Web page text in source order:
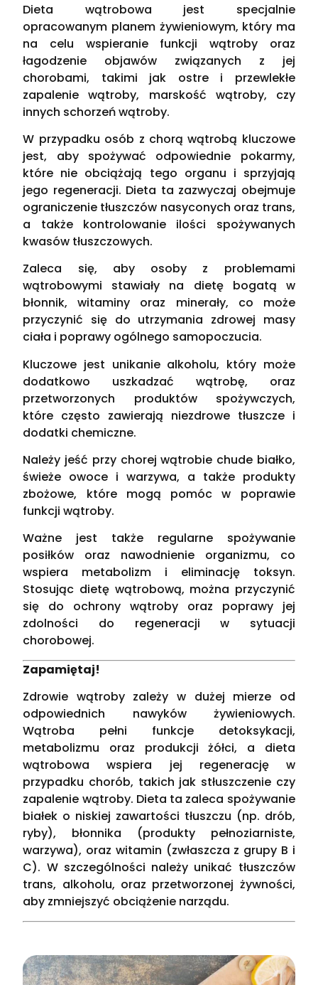
Dieta wątrobowa jest specjalnie
opracowanym planem żywieniowym, który ma
na celu wspieranie funkcji wątroby oraz
łagodzenie objawów związanych z jej
chorobami, takimi jak ostre i przewlekłe
zapalenie wątroby, marskość wątroby, czy
innych schorzeń wątroby.
W przypadku osób z chorą wątrobą kluczowe
jest, aby spożywać odpowiednie pokarmy,
które nie obciążają tego organu i sprzyjają
jego regeneracji. Dieta ta zazwyczaj obejmuje
ograniczenie tłuszczów nasyconych oraz trans,
a także kontrolowanie ilości spożywanych
kwasów tłuszczowych.
Zaleca się, aby osoby z problemami
wątrobowymi stawiały na dietę bogatą w
błonnik, witaminy oraz minerały, co może
przyczynić się do utrzymania zdrowej masy
ciała i poprawy ogólnego samopoczucia.
Kluczowe jest unikanie alkoholu, który może
dodatkowo uszkadzać wątrobę, oraz
przetworzonych produktów spożywczych,
które często zawierają niezdrowe tłuszcze i
dodatki chemiczne.
Należy jeść przy chorej wątrobie chude białko,
świeże owoce i warzywa, a także produkty
zbożowe, które mogą pomóc w poprawie
funkcji wątroby.
Ważne jest także regularne spożywanie
posiłków oraz nawodnienie organizmu, co
wspiera metabolizm i eliminację toksyn.
Stosując dietę wątrobową, można przyczynić
się do ochrony wątroby oraz poprawy jej
zdolności do regeneracji w sytuacji
chorobowej.
Zapamiętaj!
Zdrowie wątroby zależy w dużej mierze od
odpowiednich nawyków żywieniowych.
Wątroba pełni funkcje detoksykacji,
metabolizmu oraz produkcji żółci, a dieta
wątrobowa wspiera jej regenerację w
przypadku chorób, takich jak stłuszczenie czy
zapalenie wątroby. Dieta ta zaleca spożywanie
białek o niskiej zawartości tłuszczu (np. drób,
ryby), błonnika (produkty pełnoziarniste,
warzywa), oraz witamin (zwłaszcza z grupy B i
C). W szczególności należy unikać tłuszczów
trans, alkoholu, oraz przetworzonej żywności,
aby zmniejszyć obciążenie narządu.